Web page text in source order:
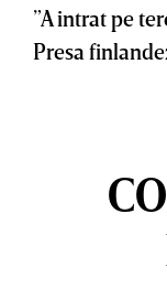
”A intrat pe
Presa